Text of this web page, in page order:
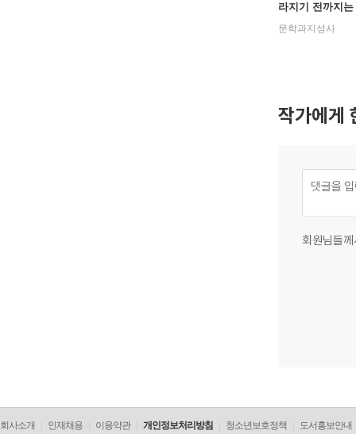
라지기 전까지는
문학과지성사
작가에게
회원님들
회사소개 인재채용 이용약관 개인정보처리방침 청소년보호정책 도서홍보안내